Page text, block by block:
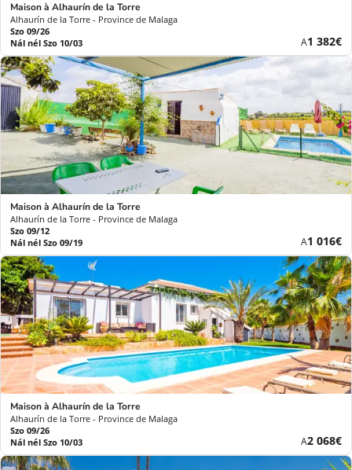
Maison à Alhaurín de la Torre
Alhaurín de la Torre - Province de Malaga
Szo 09/26
Nál nél Szo 10/03
AÚj
ár
1 382€
Maison à Alhaurín de la Torre
Alhaurín de la Torre - Province de Malaga
Szo 09/12
Nál nél Szo 09/19
AÚj
ár
1 016€
Maison à Alhaurín de la Torre
Alhaurín de la Torre - Province de Malaga
Szo 09/26
Nál nél Szo 10/03
AÚj
ár
2 068€